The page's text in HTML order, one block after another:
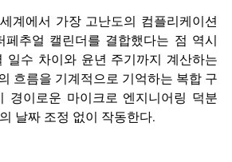
계에서 가장 고난도의 컴플리케이션
추얼 캘린더를 결합했다는 점 역시
일수 차이와 윤년 주기까지 계산하는
흐름을 기계적으로 기억하는 복합 구
경이로운 마이크로 엔지니어링 덕분
날짜 조정 없이 작동한다.